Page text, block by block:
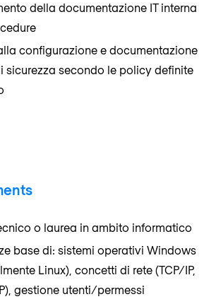
della documentazione IT interna
configurazione e documentazione
sicurezza secondo le policy definite
o laurea in ambito informatico
base di: sistemi operativi Windows
Linux), concetti di rete (TCP/IP,
gestione utenti/permessi